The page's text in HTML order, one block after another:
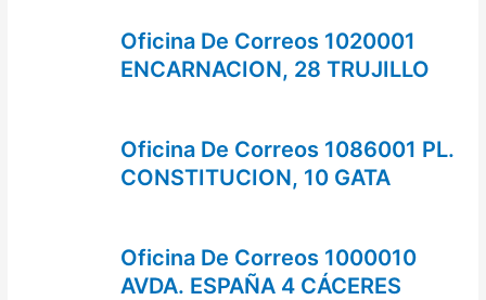
Oficina De Correos 1020001
ENCARNACION, 28 TRUJILLO
Oficina De Correos 1086001 PL.
CONSTITUCION, 10 GATA
Oficina De Correos 1000010
AVDA. ESPAÑA 4 CÁCERES